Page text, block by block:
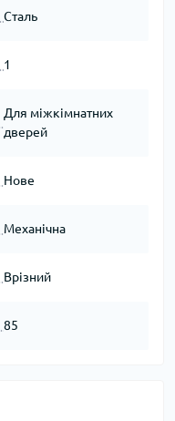
Сталь
1
Для міжкімнатних
дверей
Нове
Механічна
Врізний
85